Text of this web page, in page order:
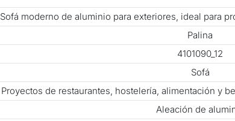
Sofá moderno de aluminio para exteriores, ideal para
Palina
4101090_12
Sofá
Proyectos de restaurantes, hostelería, alimentación y
Aleación de